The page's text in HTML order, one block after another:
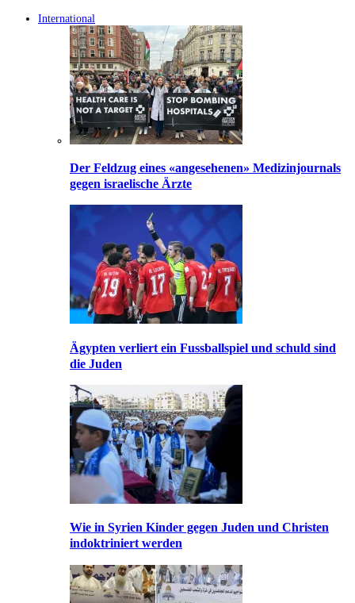
International
Der Feldzug eines «angesehenen» Medizinjournals
gegen israelische Ärzte
Ägypten verliert ein Fussballspiel und schuld sind
die Juden
Wie in Syrien Kinder gegen Juden und Christen
indoktriniert werden